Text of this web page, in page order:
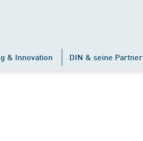
& Innovation DIN & seine Partner